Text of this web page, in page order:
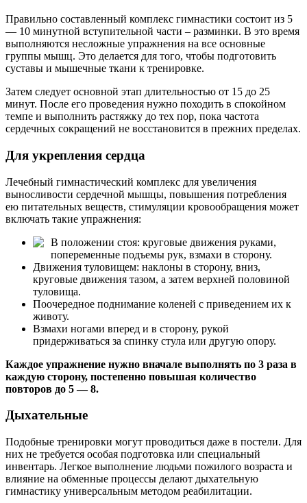
Правильно составленный комплекс гимнастики состоит из 5
— 10 минутной вступительной части – разминки. В это время
выполняются несложные упражнения на все основные
группы мышц. Это делается для того, чтобы подготовить
суставы и мышечные ткани к тренировке.
Затем следует основной этап длительностью от 15 до 25
минут. После его проведения нужно походить в спокойном
темпе и выполнить растяжку до тех пор, пока частота
сердечных сокращений не восстановится в прежних пределах.
Для укрепления сердца
Лечебный гимнастический комплекс для увеличения
выносливости сердечной мышцы, повышения потребления
ею питательных веществ, стимуляции кровообращения может
включать такие упражнения:
В положении стоя: круговые движения руками,
попеременные подъемы рук, взмахи в сторону.
Движения туловищем: наклоны в сторону, вниз,
круговые движения тазом, а затем верхней половиной
туловища.
Поочередное поднимание коленей с приведением их к
животу.
Взмахи ногами вперед и в сторону, рукой
придерживаться за спинку стула или другую опору.
Каждое упражнение нужно вначале выполнять по 3 раза в
каждую сторону, постепенно повышая количество
повторов до 5 — 8.
Дыхательные
Подобные тренировки могут проводиться даже в постели. Для
них не требуется особая подготовка или специальный
инвентарь. Легкое выполнение людьми пожилого возраста и
влияние на обменные процессы делают дыхательную
гимнастику универсальным методом реабилитации.